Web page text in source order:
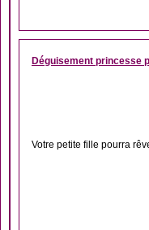
Déguisement princesse
Votre petite fille pourra